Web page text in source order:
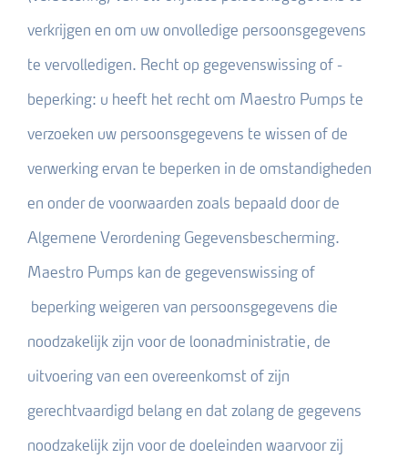
verkrijgen en om uw onvolledige persoonsgegevens
te vervolledigen. Recht op gegevenswissing of -
beperking: u heeft het recht om Maestro Pumps te
verzoeken uw persoonsgegevens te wissen of de
verwerking ervan te beperken in de omstandigheden
en onder de voorwaarden zoals bepaald door de
Algemene Verordening Gegevensbescherming.
Maestro Pumps kan de gegevenswissing of
beperking weigeren van persoonsgegevens die
noodzakelijk zijn voor de loonadministratie, de
uitvoering van een overeenkomst of zijn
gerechtvaardigd belang en dat zolang de gegevens
noodzakelijk zijn voor de doeleinden waarvoor zij